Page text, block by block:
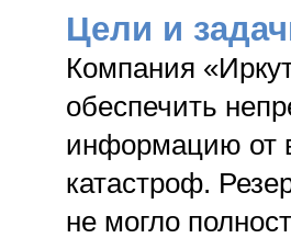
Цели и
Компания
обеспечить
информацию от
катастроф.
не могло